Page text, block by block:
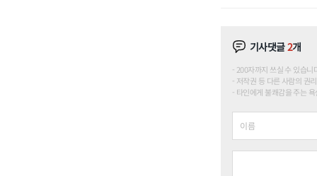
기사댓글2개
200자까지 쓰실 수 있습
저작권 등 다른 사람의 권
타인에게 불쾌감을 주는